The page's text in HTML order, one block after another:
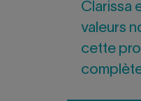
Clarissa
valeurs
cette